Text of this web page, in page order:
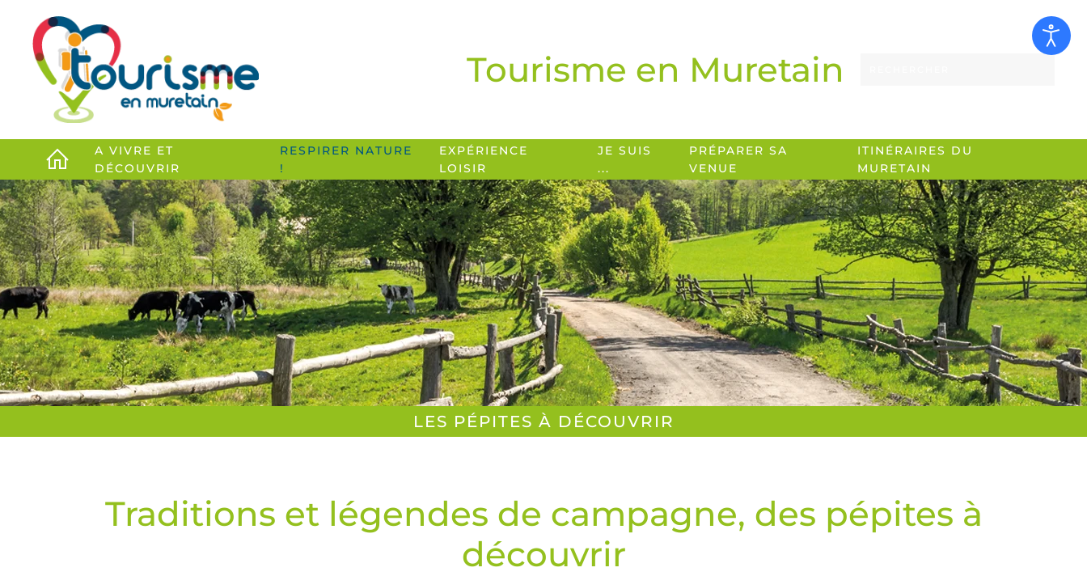
Accéder au contenu principal
Tourisme en Muretain
A VIVRE ET
DÉCOUVRIR
RESPIRER NATURE
!
EXPÉRIENCE
LOISIR
JE SUIS
...
PRÉPARER SA
VENUE
ITINÉRAIRES DU
MURETAIN
LES PÉPITES À DÉCOUVRIR
Traditions et légendes de campagne, des pépites à
découvrir